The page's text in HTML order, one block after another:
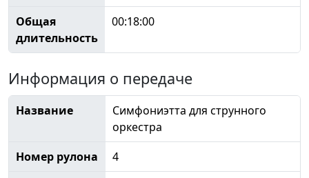
Общая
длительность
00:18:00
Информация о передаче
Название
Симфониэтта для струнного
оркестра
Номер рулона
4